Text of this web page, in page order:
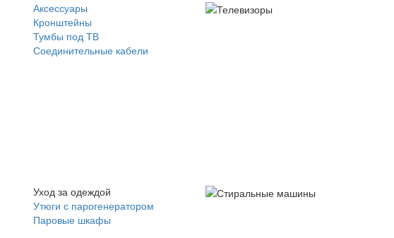
Аксессуары
Кронштейны
Тумбы под ТВ
Соединительные кабели
Уход за одеждой
Утюги с парогенератором
Паровые шкафы